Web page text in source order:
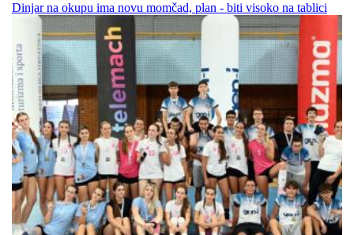
Dinjar na okupu ima novu momčad, plan - biti visoko na tablici